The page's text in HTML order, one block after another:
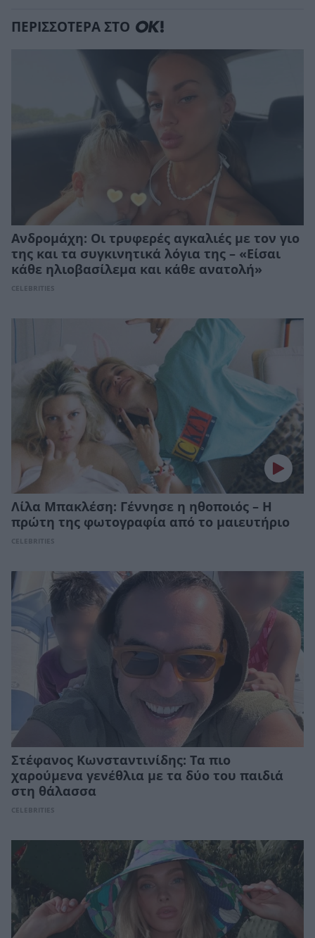
ΠΕΡΙΣΣΟΤΕΡΑ ΣΤΟ
Ανδρομάχη: Οι τρυφερές αγκαλιές με τον γιο
της και τα συγκινητικά λόγια της – «Είσαι
κάθε ηλιοβασίλεμα και κάθε ανατολή»
CELEBRITIES
Λίλα Μπακλέση: Γέννησε η ηθοποιός – Η
πρώτη της φωτογραφία από το μαιευτήριο
CELEBRITIES
Στέφανος Κωνσταντινίδης: Τα πιο
χαρούμενα γενέθλια με τα δύο του παιδιά
στη θάλασσα
CELEBRITIES